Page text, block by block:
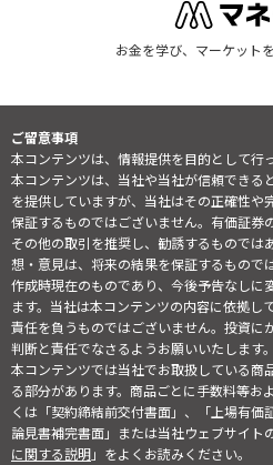
お金を学び、マーケット
ご留意事項
本コンテンツは、情報提供を目的として行
本コンテンツは、当社や当社が信頼できる
を提供していますが、当社はその正確性や
保証するものではございません。有価証券
その他の取引を推奨し、勧誘するものでは
想・意見は、将来の結果を保証するもので
作成時現在のものであり、今後予告なしに
ます。当社は本コンテンツの内容に依拠し
責任を負うものではございません。投資に
判断と責任でなさるようお願いいたします。
本コンテンツでは当社でお取扱している商
る部分があります。商品ごとに手数料等お
くは「契約締結前交付書面」、「上場有価
論見書補完書面」または当社ウェブサイト
に関する説明」をよくお読みください。